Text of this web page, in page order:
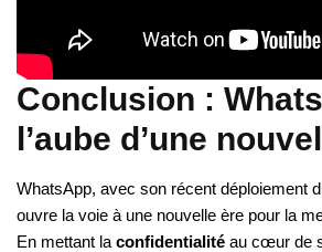
Conclusion :
l’aube d’une
WhatsApp, avec son récent déploiement
ouvre la voie à une nouvelle ère pour la
En mettant laconfidentialité au cœur de